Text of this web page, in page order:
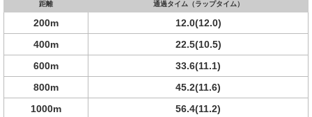
距離 通過タイム（ラップタイム）
200m
12.0(12.0)
400m
22.5(10.5)
600m
33.6(11.1)
800m
45.2(11.6)
1000m
56.4(11.2)